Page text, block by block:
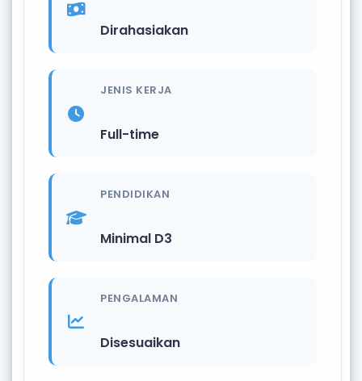
Dirahasiakan
JENIS KERJA
Full-time
PENDIDIKAN
Minimal D3
PENGALAMAN
Disesuaikan